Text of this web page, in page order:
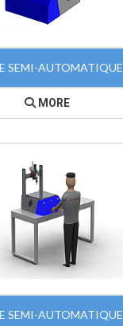
SEMI-AUTOMATIQUE
MORE
SEMI-AUTOMATIQUE